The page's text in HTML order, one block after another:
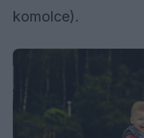
komolce).